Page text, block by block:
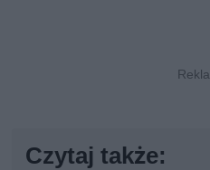
Czytaj także: